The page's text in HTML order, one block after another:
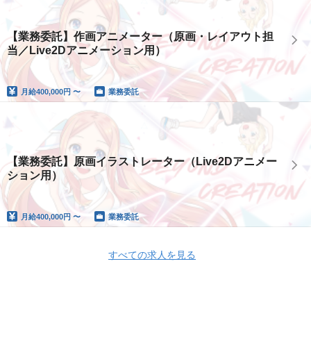
【業務委託】作画アニメーター（原画・レイアウト担
当／Live2Dアニメーション用）
月給400,000円 〜 業務委託
【業務委託】原画イラストレーター（Live2Dアニメー
ション用）
月給400,000円 〜 業務委託
すべての求人を見る